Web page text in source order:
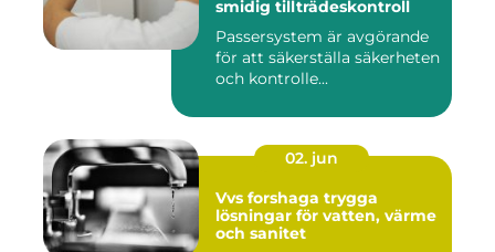
smidig tillträdeskontroll
Passersystem är avgörande
för att säkerställa säkerheten
och kontrolle...
02. jun
Vvs forshaga trygga
lösningar för vatten, värme
och sanitet